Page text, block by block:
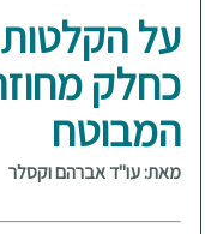
על
כחלק
המבוטח
מאת: עו"ד אברהם וקסלר